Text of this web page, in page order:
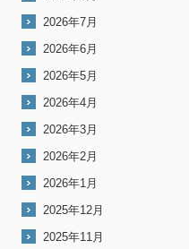
2026年7月
2026年6月
2026年5月
2026年4月
2026年3月
2026年2月
2026年1月
2025年12月
2025年11月